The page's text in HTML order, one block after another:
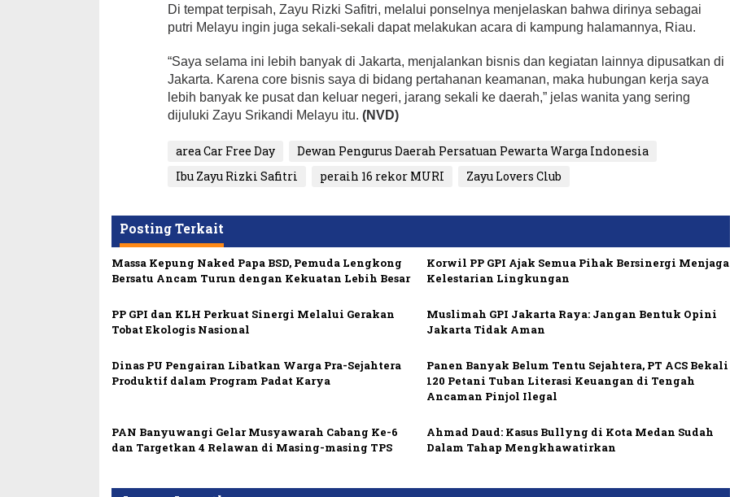
Di tempat terpisah, Zayu Rizki Safitri, melalui ponselnya menjelaskan bahwa dirinya sebagai
putri Melayu ingin juga sekali-sekali dapat melakukan acara di kampung halamannya, Riau.
“Saya selama ini lebih banyak di Jakarta, menjalankan bisnis dan kegiatan lainnya dipusatkan di
Jakarta. Karena core bisnis saya di bidang pertahanan keamanan, maka hubungan kerja saya
lebih banyak ke pusat dan keluar negeri, jarang sekali ke daerah,” jelas wanita yang sering
dijuluki Zayu Srikandi Melayu itu.(NVD)
area Car Free Day
Dewan Pengurus Daerah Persatuan Pewarta Warga Indonesia
Ibu Zayu Rizki Safitri
peraih 16 rekor MURI Zayu Lovers Club
Posting Terkait
Massa Kepung Naked Papa BSD, Pemuda Lengkong
Bersatu Ancam Turun dengan Kekuatan Lebih Besar
Korwil PP GPI Ajak Semua Pihak Bersinergi Menjaga
Kelestarian Lingkungan
PP GPI dan KLH Perkuat Sinergi Melalui Gerakan
Tobat Ekologis Nasional
Muslimah GPI Jakarta Raya: Jangan Bentuk Opini
Jakarta Tidak Aman
Dinas PU Pengairan Libatkan Warga Pra-Sejahtera
Produktif dalam Program Padat Karya
Panen Banyak Belum Tentu Sejahtera, PT ACS Bekali
120 Petani Tuban Literasi Keuangan di Tengah
Ancaman Pinjol Ilegal
PAN Banyuwangi Gelar Musyawarah Cabang Ke-6
dan Targetkan 4 Relawan di Masing-masing TPS
Ahmad Daud: Kasus Bullyng di Kota Medan Sudah
Dalam Tahap Mengkhawatirkan